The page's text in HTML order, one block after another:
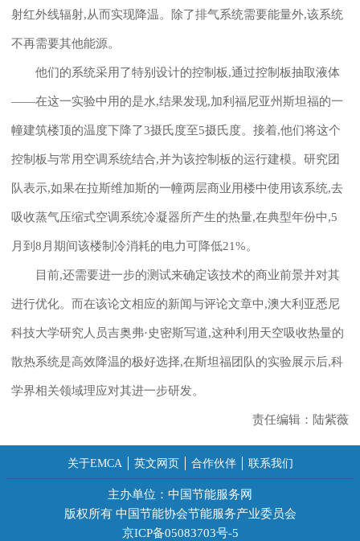
射红外线辐射,从而实现降温。除了排气系统需要能量外,该系统
不再需要其他能源。
他们的系统采用了特别设计的控制板,通过控制板抽取液体
——在这一实验中用的是水,结果发现,加利福尼亚州斯坦福的一
幢建筑楼顶的温度下降了3摄氏度至5摄氏度。接着,他们将这个
控制板与常用空调系统结合,并为该控制板的运行建模。研究团
队表示,如果在拉斯维加斯的一幢两层商业用楼中使用该系统,去
吸收蒸气压缩式空调系统冷凝器所产生的热量,在典型年份中,5
月到8月期间该楼制冷消耗的电力可降低21%。
目前,还需要进一步的测试来确定该技术的商业前景并对其
进行优化。而在该论文相应的新闻与评论文章中,澳大利亚悉尼
科技大学研究人员吉奥弗·史密斯写道,这种利用天空吸收热量的
散热系统是高效降温的极好选择,在斯坦福团队的实验展示后,科
学界相关领域理应对其进一步研发。
责任编辑：陆紫薇
关于EMCA 英文网页 合作伙伴 联系我们
主办单位：中国节能服务网
版权所有 中国节能协会节能服务产业委员会
京ICP备05083703号-5